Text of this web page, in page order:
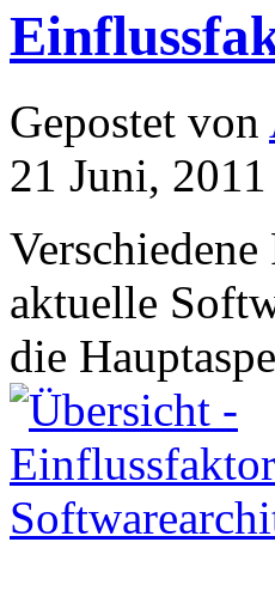
Gepostet von
21 Juni, 2011
aktuelle
die